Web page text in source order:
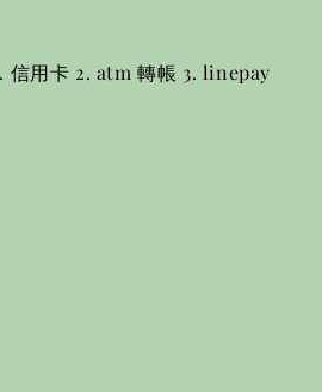
信用卡 2. atm 轉帳 3. linepay